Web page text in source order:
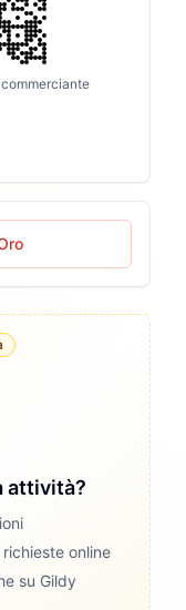
attività?
online
su Gildy